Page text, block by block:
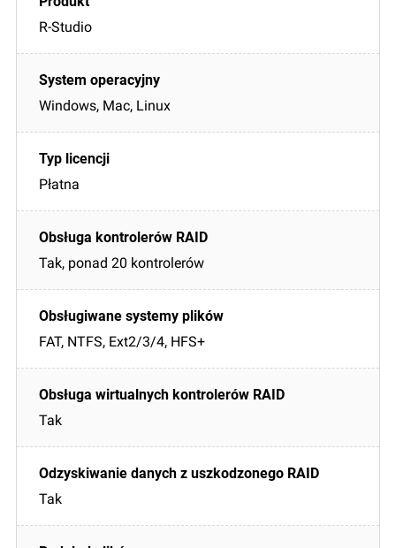
R-Studio
Windows, Mac, Linux
Płatna
Tak, ponad 20 kontrolerów
FAT, NTFS, Ext2/3/4, HFS+
Tak
Tak